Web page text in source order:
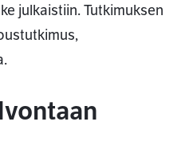
julkaistiin. Tutkimuksen